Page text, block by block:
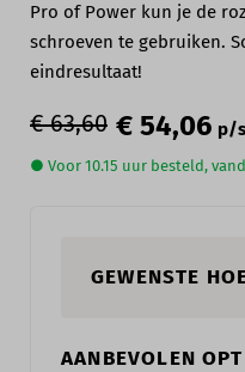
€ 63,60 € 54,06 p/
● Voor 10.15 uur besteld,
GEWENSTE
AANBEVOLEN
Pro of Power kun je de
schroeven te gebruiken.
eindresultaat!